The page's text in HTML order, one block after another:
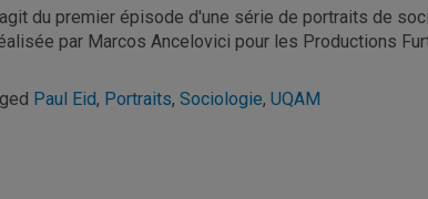
du premier épisode d'une série de portraits de
par Marcos Ancelovici pour les Productions
Paul Eid, Portraits, Sociologie, UQAM